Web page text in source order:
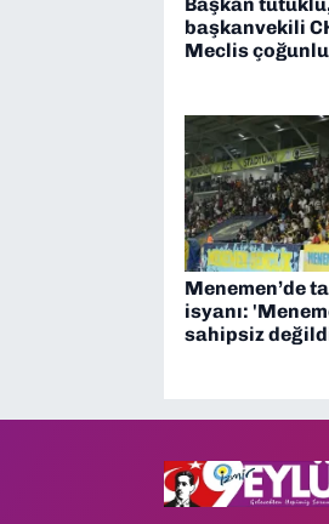
başkanvekili
Meclis
Menemen’de
isyanı:
sahipsiz